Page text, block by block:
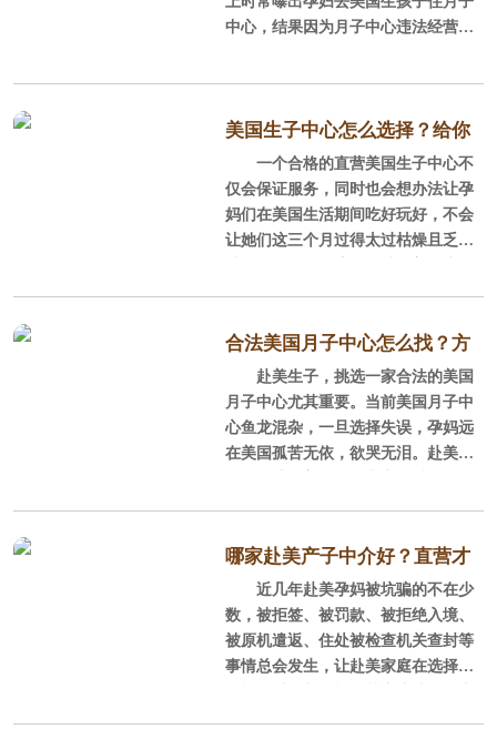
儿月子中心周边应该还要有商圈，能
满足准妈妈
中，这样就方便英语沟通不太方便的
文，可以说非常方便了。
这里，不建议孕妈选择民宿
中心，结果因为月子中心违法经营被
么？
首先孕妈必须明确一点：只要美
国月子中心有合法的营业执照并且依
法纳税都是合法的！
些月子中心鱼龙混杂，不一定全部都
合法正规，肯定会有我们所说的中介
机构、民宿等自称月子中心的违法月
子中心。对赴美生子行业来说，
美国生子中心怎么选择？给你
答案！
一个合格的直营美国生子中心不
仅会保证服务，同时也会想办法让孕
妈们在美国生活期间吃好玩好，不会
让她们这三个月过得太过枯燥且乏
一、看资质
有些美国生子黑中介不正规，没
注册，服务没保障不说，还随时可能
被举报，孕妈妈们随时可能被遣返。
条件，比如母婴护理资质、食品卫生
许可证，正规交税的房屋租合同等
等。但是，这种资质健全的月子中心
很少，但实力较强。这种月子中心特
点是：有保障、实力强
合法美国月子中心怎么找？方
法交给你了
赴美生子，挑选一家合法的美国
月子中心尤其重要。当前美国月子中
心鱼龙混杂，一旦选择失误，孕妈远
在美国孤苦无依，欲哭无泪。赴美生
一、审核资质
就算我们去商店买件衣服，首先
也会看这个东西是不是正品，有没有
商标资质，如果是假货肯定就不会买
了。赴美生子的妈妈们要擦亮眼睛，
哪家赴美产子中介好？直营才
有保障！
近几年赴美孕妈被坑骗的不在少
数，被拒签、被罚款、被拒绝入境、
被原机遣返、住处被检查机关查封等
事情总会发生，让赴美家庭在选择服